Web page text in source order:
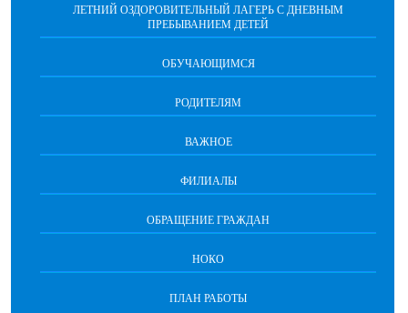
ЛЕТНИЙ ОЗДОРОВИТЕЛЬНЫЙ ЛАГЕРЬ С ДНЕВНЫМ
ПРЕБЫВАНИЕМ ДЕТЕЙ
ОБУЧАЮЩИМСЯ
РОДИТЕЛЯМ
ВАЖНОЕ
ФИЛИАЛЫ
ОБРАЩЕНИЕ ГРАЖДАН
НОКО
ПЛАН РАБОТЫ